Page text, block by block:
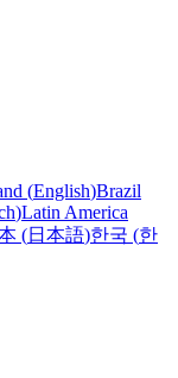
(English)Brazil
)Latin America
(日本語)한국 (한